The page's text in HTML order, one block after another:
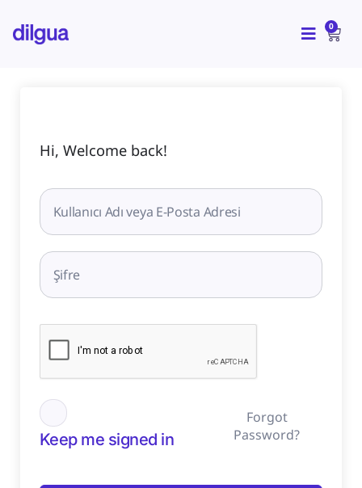
atla
0
Hi, Welcome back!
Keep me signed in
Forgot
Password?